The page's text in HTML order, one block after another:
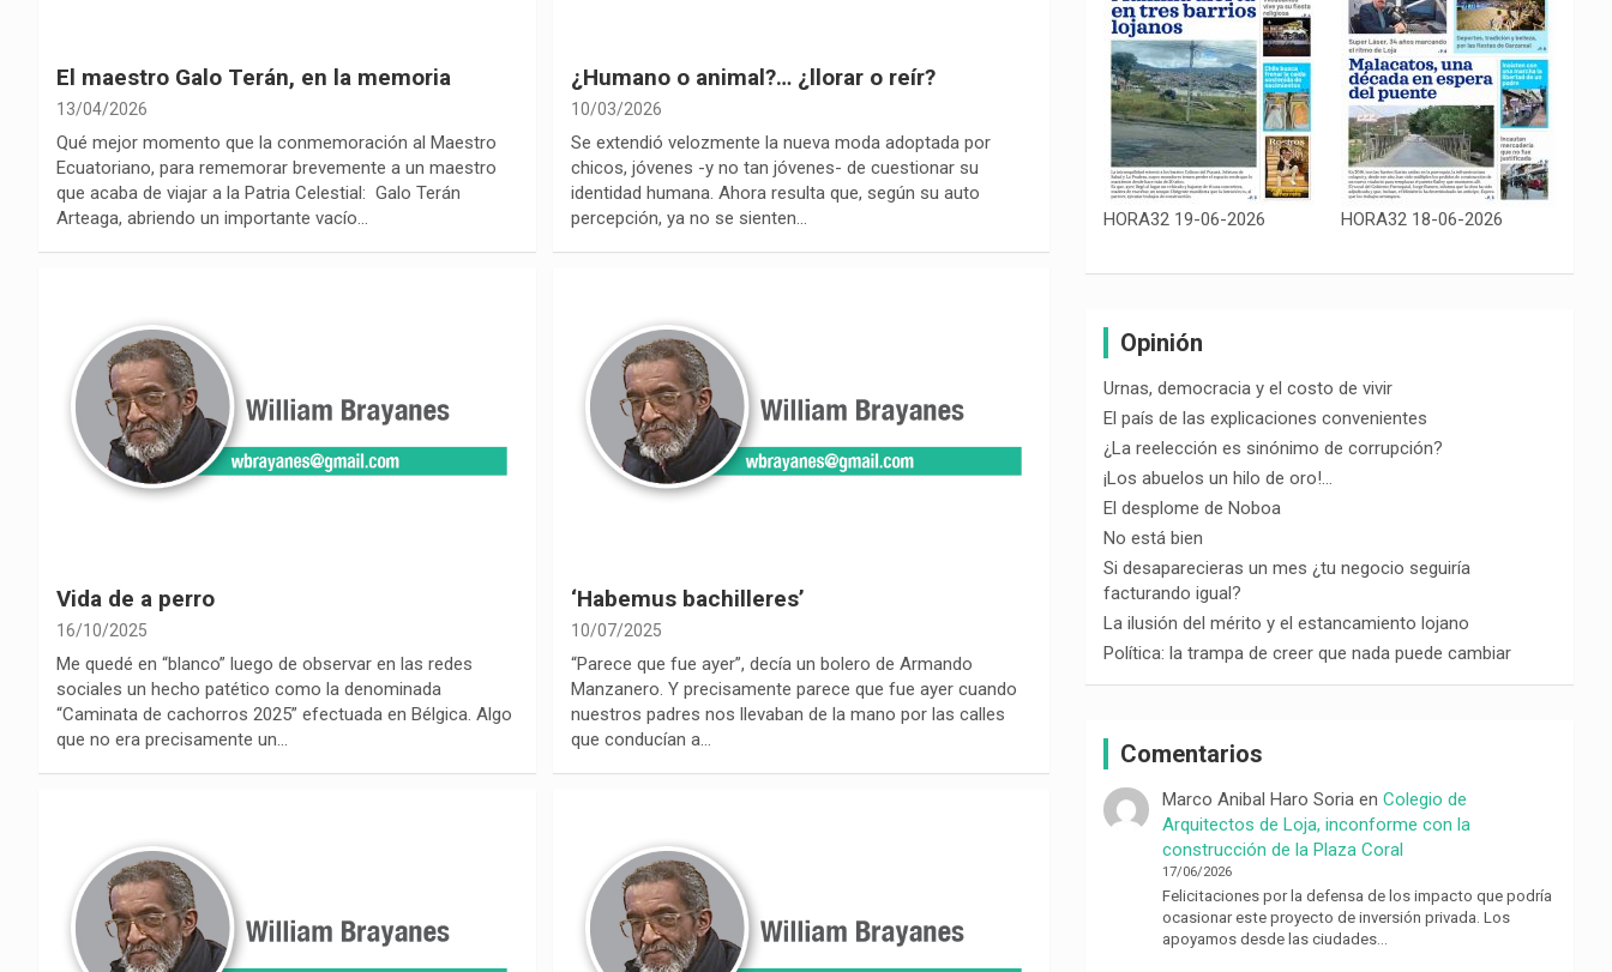
El maestro Galo Terán, en la memoria
13/04/2026
Qué mejor momento que la conmemoración al Maestro
Ecuatoriano, para rememorar brevemente a un maestro
que acaba de viajar a la Patria Celestial: Galo Terán
Arteaga, abriendo un importante vacío…
¿Humano o animal?… ¿llorar o reír?
10/03/2026
Se extendió velozmente la nueva moda adoptada por
chicos, jóvenes -y no tan jóvenes- de cuestionar su
identidad humana. Ahora resulta que, según su auto
percepción, ya no se sienten…
Vida de a perro
16/10/2025
Me quedé en “blanco” luego de observar en las redes
sociales un hecho patético como la denominada
“Caminata de cachorros 2025” efectuada en Bélgica. Algo
que no era precisamente un…
‘Habemus bachilleres’
10/07/2025
“Parece que fue ayer”, decía un bolero de Armando
Manzanero. Y precisamente parece que fue ayer cuando
nuestros padres nos llevaban de la mano por las calles
que conducían a…
HORA32 19-06-2026 HORA32 18-06-2026
Opinión
Urnas, democracia y el costo de vivir
El país de las explicaciones convenientes
¿La reelección es sinónimo de corrupción?
¡Los abuelos un hilo de oro!…
El desplome de Noboa
No está bien
Si desaparecieras un mes ¿tu negocio seguiría
facturando igual?
La ilusión del mérito y el estancamiento lojano
Política: la trampa de creer que nada puede cambiar
Comentarios
Marco Anibal Haro Soria enColegio de
Arquitectos de Loja, inconforme con la
construcción de la Plaza Coral
17/06/2026
Felicitaciones por la defensa de los impacto que podría
ocasionar este proyecto de inversión privada. Los
apoyamos desde las ciudades…